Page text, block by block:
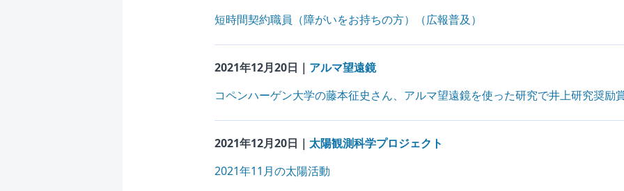
短時間契約職員（障がいをお持ちの方）（広報普及）
2021年12月20日｜ アルマ望遠鏡
コペンハーゲン大学の藤本征史さん、アルマ望遠鏡を使った研究で井上研究奨励
2021年12月20日｜ 太陽観測科学プロジェクト
2021年11月の太陽活動